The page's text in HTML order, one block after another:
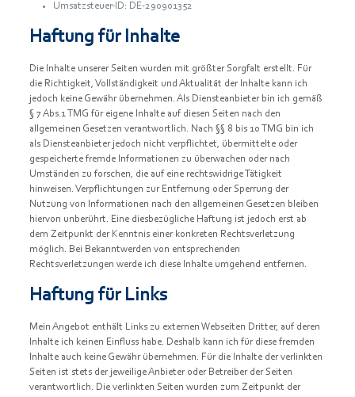
Umsatzsteuer-ID: DE-290901352
Haftung für Inhalte
Die Inhalte unserer Seiten wurden mit größter Sorgfalt erstellt. Für
die Richtigkeit, Vollständigkeit und Aktualität der Inhalte kann ich
jedoch keine Gewähr übernehmen. Als Diensteanbieter bin ich gemäß
§ 7 Abs.1 TMG für eigene Inhalte auf diesen Seiten nach den
allgemeinen Gesetzen verantwortlich. Nach §§ 8 bis 10 TMG bin ich
als Diensteanbieter jedoch nicht verpflichtet, übermittelte oder
gespeicherte fremde Informationen zu überwachen oder nach
Umständen zu forschen, die auf eine rechtswidrige Tätigkeit
hinweisen. Verpflichtungen zur Entfernung oder Sperrung der
Nutzung von Informationen nach den allgemeinen Gesetzen bleiben
hiervon unberührt. Eine diesbezügliche Haftung ist jedoch erst ab
dem Zeitpunkt der Kenntnis einer konkreten Rechtsverletzung
möglich. Bei Bekanntwerden von entsprechenden
Rechtsverletzungen werde ich diese Inhalte umgehend entfernen.
Haftung für Links
Mein Angebot enthält Links zu externen Webseiten Dritter, auf deren
Inhalte ich keinen Einfluss habe. Deshalb kann ich für diese fremden
Inhalte auch keine Gewähr übernehmen. Für die Inhalte der verlinkten
Seiten ist stets der jeweilige Anbieter oder Betreiber der Seiten
verantwortlich. Die verlinkten Seiten wurden zum Zeitpunkt der